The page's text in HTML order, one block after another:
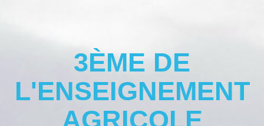
3ÈME DE
L'ENSEIGNEMENT
AGRICOLE